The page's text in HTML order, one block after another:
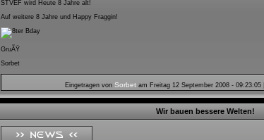
STVEF wird Heute 8 Jahre alt!
Auf weitere 8 Jahre und Happy Fraggin!
GruÃŸ
Sorbet
Eingetragen von Sorbetam Freitag 12 September 2008 - 09:23:05|
Wir bauen bessere Welten!